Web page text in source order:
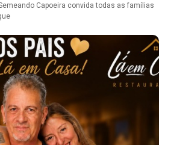
Capoeira convida todas as famílias